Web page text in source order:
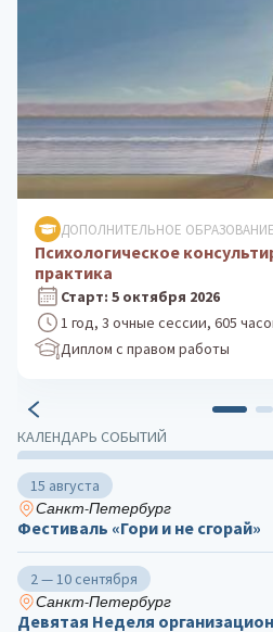
КАЛЕНДАРЬ СОБЫТИЙ
15 августа
Санкт-Петербург
Фестиваль «Гори и не сгорай»
2 — 10 сентября
Санкт-Петербург
Девятая Неделя
ДОПОЛНИТЕЛЬНОЕ ОБРАЗОВАНИЕ
Клиническая психология:
психологического
Старт: 24 августа 2026
1 год, 3 очные сессии, 605
Диплом с правом работы